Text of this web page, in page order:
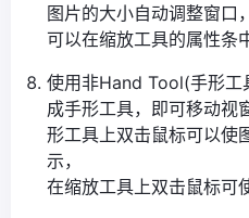
图片的大小自动调整窗口，
可以在缩放工具的属性条
使用非Hand Tool(手形工
成手形工具，即可移动视
形工具上双击鼠标可以使
示，
在缩放工具上双击鼠标可